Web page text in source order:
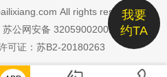
我要
约TA
All rights reserved
苏公网安备 32059002002885号
可证：苏B2-20180263